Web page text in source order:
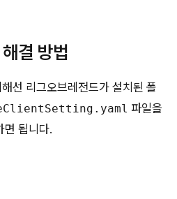
결 방법
선 리그오브레전드가 설치된 폴
파일을
면 됩니다.